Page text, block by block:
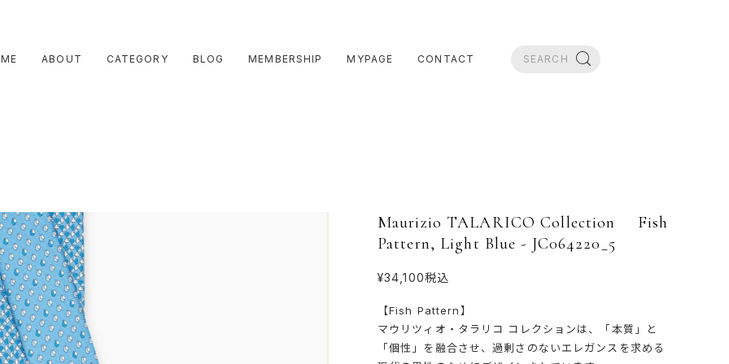
ABOUT CATEGORY BLOG MEMBERSHIP MYPAGE CONTACT
Maurizio TALARICO Collection Fish
Pattern, Light Blue - JC064220_5
¥34,100税込
【Fish Pattern】
マウリツィオ・タラリコ コレクションは、「本質」と
「個性」を融合させ、過剰さのないエレガンスを求める